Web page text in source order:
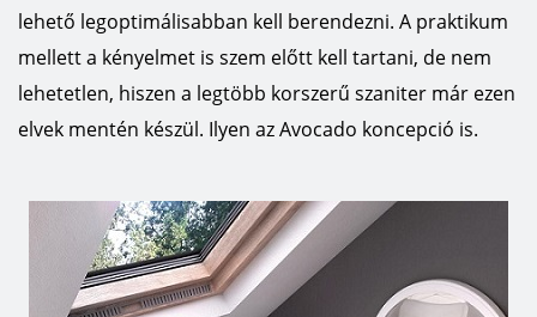
lehető legoptimálisabban kell berendezni. A praktikum
mellett a kényelmet is szem előtt kell tartani, de nem
lehetetlen, hiszen a legtöbb korszerű szaniter már ezen
elvek mentén készül. Ilyen az Avocado koncepció is.